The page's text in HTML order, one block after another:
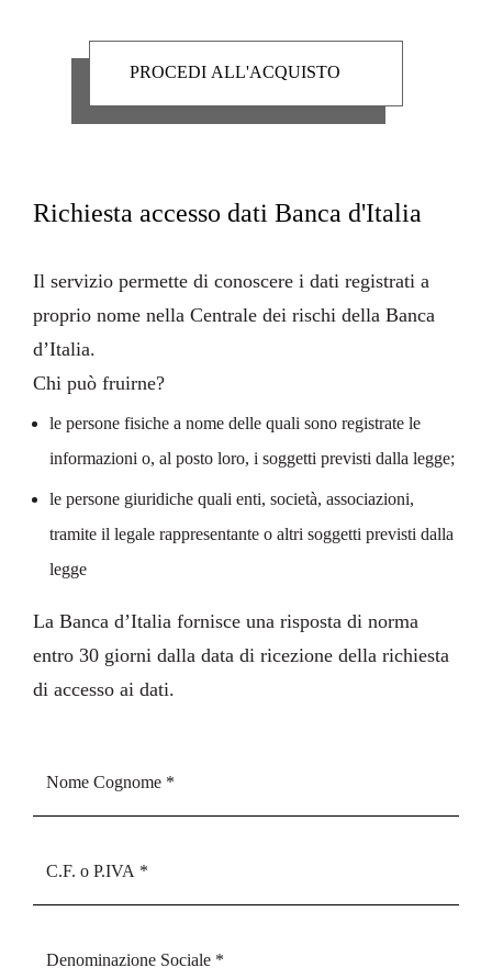
Richiesta accesso dati Banca d'Italia
Il servizio permette di conoscere i dati registrati a
proprio nome nella Centrale dei rischi della Banca
d’Italia.
Chi può fruirne?
le persone fisiche a nome delle quali sono registrate le
informazioni o, al posto loro, i soggetti previsti dalla legge;
le persone giuridiche quali enti, società, associazioni,
tramite il legale rappresentante o altri soggetti previsti dalla
legge
La Banca d’Italia fornisce una risposta di norma
entro 30 giorni dalla data di ricezione della richiesta
di accesso ai dati.